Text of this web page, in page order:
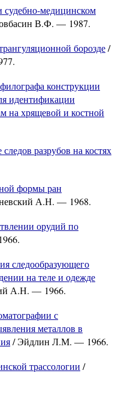
судебно-медицинском
В.Ф. — 1987.
борозде/
конструкции
идентификации
на хрящевой и костной
разрубов на костях
формы ран
А.Н. — 1968.
орудий по
следообразующего
на теле и одежде
А.Н. — 1966.
с
металлов в
/ Эйдлин Л.М. — 1966.
трассологии /